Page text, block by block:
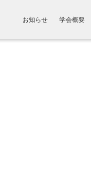
お知らせ 学会概要